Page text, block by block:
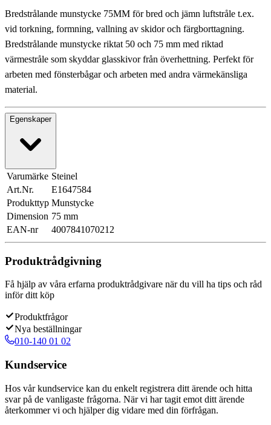
Bredstrålande munstycke 75MM för bred och jämn luftstråle t.ex.
vid torkning, formning, vallning av skidor och färgborttagning.
Bredstrålande munstycke riktat 50 och 75 mm med riktad
värmestråle som skyddar glasskivor från överhettning. Perfekt för
arbeten med fönsterbågar och arbeten med andra värmekänsliga
material.
Egenskaper
Varumärke Steinel
Art.Nr.
E1647584
Produkttyp Munstycke
Dimension 75 mm
EAN-nr
4007841070212
Produktrådgivning
Få hjälp av våra erfarna produktrådgivare när du vill ha tips och råd
inför ditt köp
Produktfrågor
Nya beställningar
010-140 01 02
Kundservice
Hos vår kundservice kan du enkelt registrera ditt ärende och hitta
svar på de vanligaste frågorna. När vi har tagit emot ditt ärende
återkommer vi och hjälper dig vidare med din förfrågan.